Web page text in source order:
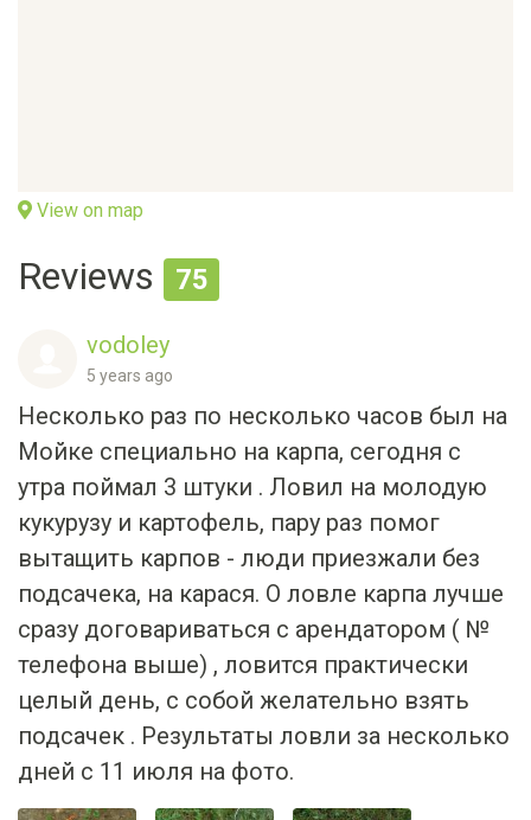
View on map
Reviews 75
vodoley
5 years ago
Несколько раз по несколько часов был на
Мойке специально на карпа, сегодня с
утра поймал 3 штуки . Ловил на молодую
кукурузу и картофель, пару раз помог
вытащить карпов - люди приезжали без
подсачека, на карася. О ловле карпа лучше
сразу договариваться с арендатором ( №
телефона выше) , ловится практически
целый день, с собой желательно взять
подсачек . Результаты ловли за несколько
дней с 11 июля на фото.